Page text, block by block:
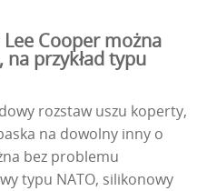
Cooper można
przykład typu
rozstaw uszu koperty,
na dowolny inny o
bez problemu
typu NATO, silikonowy